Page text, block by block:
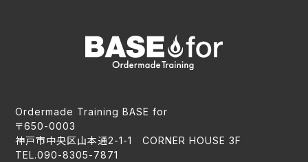
Ordermade Training BASE for
〒650-0003
神戸市中央区山本通2-1-1 CORNER HOUSE 3F
TEL.090-8305-7871